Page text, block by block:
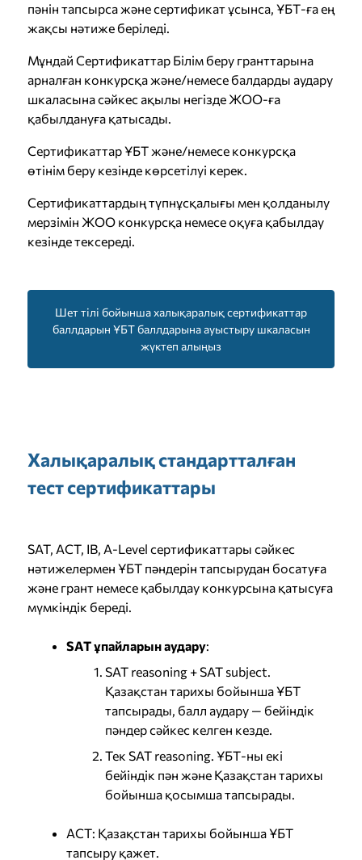
пәнін тапсырса және сертификат ұсынса, ҰБТ-ға ең
жақсы нәтиже беріледі.
Мұндай Сертификаттар Білім беру гранттарына
арналған конкурсқа және/немесе балдарды аудару
шкаласына сәйкес ақылы негізде ЖОО-ға
қабылдануға қатысады.
Сертификаттар ҰБТ және/немесе конкурсқа
өтінім беру кезінде көрсетілуі керек.
Сертификаттардың түпнұсқалығы мен қолданылу
мерзімін ЖОО конкурсқа немесе оқуға қабылдау
кезінде тексереді.
Шет тілі бойынша халықаралық сертификаттар
баллдарын ҰБТ баллдарына ауыстыру шкаласын
жүктеп алыңыз
Халықаралық стандартталған
тест сертификаттары
SAT, ACT, IB, A-Level сертификаттары сәйкес
нәтижелермен ҰБТ пәндерін тапсырудан босатуға
және грант немесе қабылдау конкурсына қатысуға
мүмкіндік береді.
SAT ұпайларын аудару:
SAT reasoning + SAT subject.
Қазақстан тарихы бойынша ҰБТ
тапсырады, балл аудару — бейіндік
пәндер сәйкес келген кезде.
Тек SAT reasoning. ҰБТ-ны екі
бейіндік пән және Қазақстан тарихы
бойынша қосымша тапсырады.
ACT: Қазақстан тарихы бойынша ҰБТ
тапсыру қажет.